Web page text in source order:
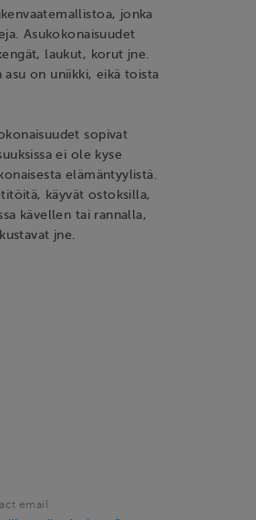
jonka
Asukokonaisuudet
laukut, korut jne.
on uniikki, eikä toista
sopivat
ei ole kyse
elämäntyylistä.
käyvät ostoksilla,
kävellen tai rannalla,
jne.
email